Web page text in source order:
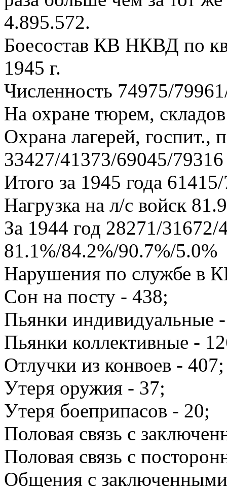
4.895.572.
Боесостав КВ НКВД по
1945 г.
Численность 74975/
На охране тюрем,
Охрана лагерей, госпит.,
33427/41373/69045/79316
Итого за 1945 года
Нагрузка на л/с войск
За 1944 год 28271/31672/
81.1%/84.2%/90.7%/5.0%
Нарушения по службе в
Сон на посту - 438;
Пьянки индивидуальные
Пьянки коллективные -
Отлучки из конвоев - 407;
Утеря оружия - 37;
Утеря боеприпасов - 20;
Половая связь с
Половая связь с
Общения с